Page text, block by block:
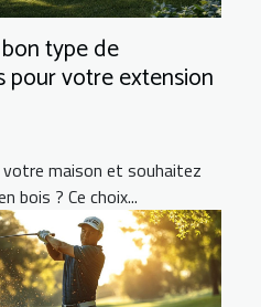
type de
votre extension
votre maison et souhaitez
bois ? Ce choix...